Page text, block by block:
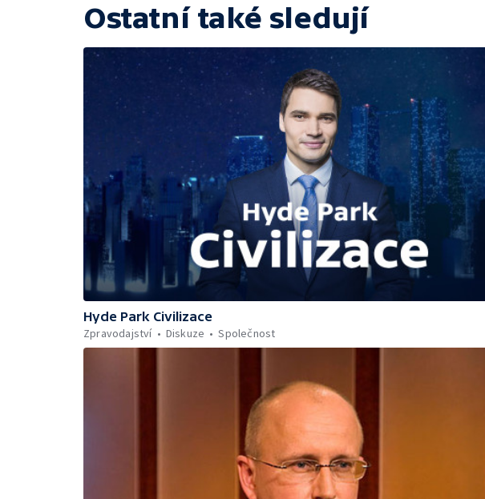
Ostatní také sledují
Hyde Park Civilizace
Zpravodajství
Diskuze Společnost